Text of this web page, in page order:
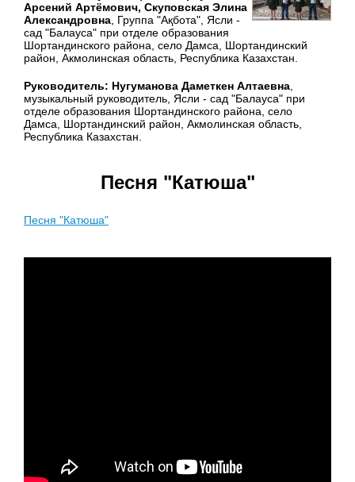
Арсений Артёмович, Скуповская Элина
Александровна, Группа "Ақбота", Ясли -
сад "Балауса" при отделе образования
Шортандинского района, село Дамса, Шортандинский
район, Акмолинская область, Республика Казахстан.
Руководитель: Нугуманова Даметкен Алтаевна
музыкальный руководитель, Ясли - сад "Балауса" при
отделе образования Шортандинского района, село
Дамса, Шортандинский район, Акмолинская область,
Республика Казахстан.
Песня "Катюша"
Песня "Катюша"